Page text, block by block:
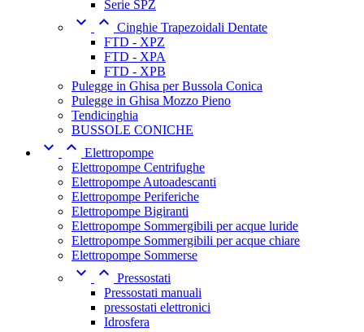
Serie SPZ
  Cinghie Trapezoidali Dentate
FTD - XPZ
FTD - XPA
FTD - XPB
Pulegge in Ghisa per Bussola Conica
Pulegge in Ghisa Mozzo Pieno
Tendicinghia
BUSSOLE CONICHE
  Elettropompe
Elettropompe Centrifughe
Elettropompe Autoadescanti
Elettropompe Periferiche
Elettropompe Bigiranti
Elettropompe Sommergibili per acque luride
Elettropompe Sommergibili per acque chiare
Elettropompe Sommerse
  Pressostati
Pressostati manuali
pressostati elettronici
Idrosfera